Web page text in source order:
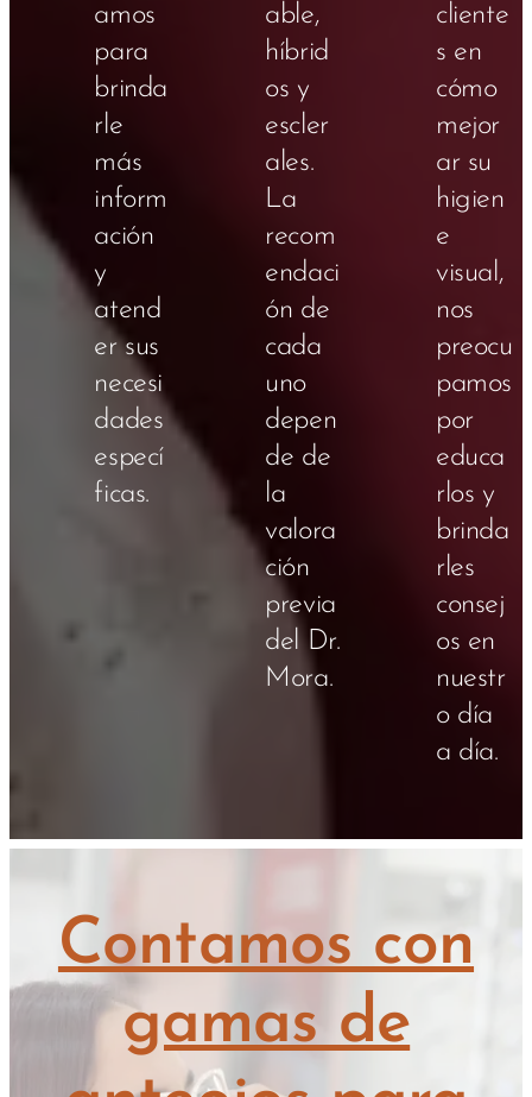
amos
para
brinda
rle
más
inform
ación
y
atend
er sus
necesi
dades
especí
ficas.
able,
híbrid
os y
escler
ales.
La
recom
endaci
ón de
cada
uno
depen
de de
la
valora
ción
previa
del Dr.
Mora.
cliente
s en
cómo
mejor
ar su
higien
e
visual,
nos
preocu
pamos
por
educa
rlos y
brinda
rles
consej
os en
nuestr
o día
a día.
Contamos con
gamas de